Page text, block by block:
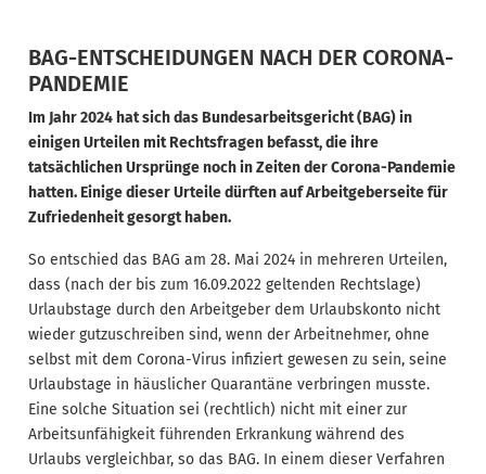
BAG-ENTSCHEIDUNGEN NACH DER CORONA-
PANDEMIE
Im Jahr 2024 hat sich das Bundesarbeitsgericht (BAG) in
einigen Urteilen mit Rechtsfragen befasst, die ihre
tatsächlichen Ursprünge noch in Zeiten der Corona-Pandemie
hatten. Einige dieser Urteile dürften auf Arbeitgeberseite für
Zufriedenheit gesorgt haben.
So entschied das BAG am 28. Mai 2024 in mehreren Urteilen,
dass (nach der bis zum 16.09.2022 geltenden Rechtslage)
Urlaubstage durch den Arbeitgeber dem Urlaubskonto nicht
wieder gutzuschreiben sind, wenn der Arbeitnehmer, ohne
selbst mit dem Corona-Virus infiziert gewesen zu sein, seine
Urlaubstage in häuslicher Quarantäne verbringen musste.
Eine solche Situation sei (rechtlich) nicht mit einer zur
Arbeitsunfähigkeit führenden Erkrankung während des
Urlaubs vergleichbar, so das BAG. In einem dieser Verfahren